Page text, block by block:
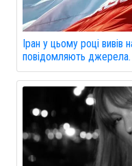
Іран у цьому році вивів
повідомляють джерела.